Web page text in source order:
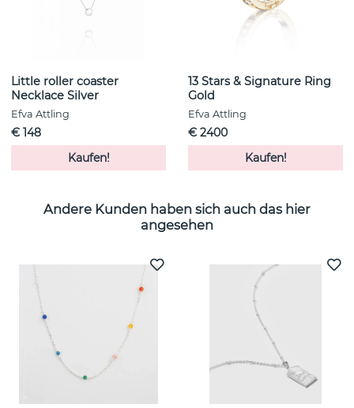
Little roller coaster
Necklace Silver
Efva Attling
€ 148
Kaufen!
13 Stars & Signature Ring
Gold
Efva Attling
€ 2400
Kaufen!
Andere Kunden haben sich auch das hier
angesehen